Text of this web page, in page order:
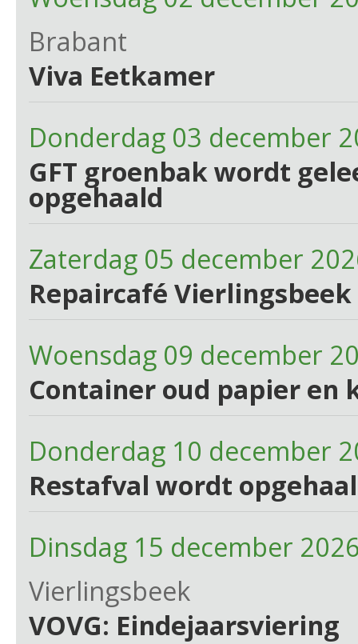
Brabant
Viva Eetkamer
Donderdag 03 december
GFT groenbak wordt
opgehaald
Zaterdag 05 december
Repaircafé
Woensdag 09 december
Container oud papier en
Donderdag 10 december
Restafval wordt
Dinsdag 15 december
Vierlingsbeek
VOVG: Eindejaarsviering